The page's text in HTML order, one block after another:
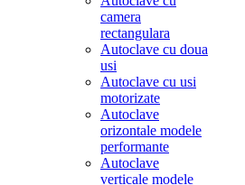
camera
rectangulara
Autoclave cu doua
usi
Autoclave cu usi
motorizate
Autoclave
orizontale modele
performante
Autoclave
verticale modele